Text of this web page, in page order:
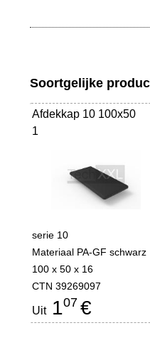
Soortgelijke
Afdekkap 10 100x50
1
serie 10
Materiaal PA-GF schwarz
100 x 50 x 16
CTN 39269097
Uit107 €